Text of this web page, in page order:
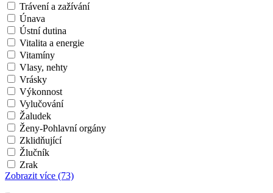
Trávení a zažívání
Únava
Ústní dutina
Vitalita a energie
Vitamíny
Vlasy, nehty
Vrásky
Výkonnost
Vylučování
Žaludek
Ženy-Pohlavní orgány
Zklidňující
Žlučník
Zrak
Zobrazit více (73)